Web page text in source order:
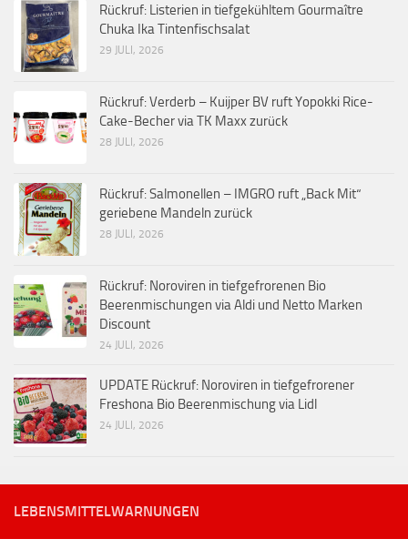
Rückruf: Listerien in tiefgekühltem Gourmaître
Chuka Ika Tintenfischsalat
29 JULI, 2026
Rückruf: Verderb – Kuijper BV ruft Yopokki Rice-
Cake-Becher via TK Maxx zurück
28 JULI, 2026
Rückruf: Salmonellen – IMGRO ruft „Back Mit“
geriebene Mandeln zurück
28 JULI, 2026
Rückruf: Noroviren in tiefgefrorenen Bio
Beerenmischungen via Aldi und Netto Marken
Discount
24 JULI, 2026
UPDATE Rückruf: Noroviren in tiefgefrorener
Freshona Bio Beerenmischung via Lidl
24 JULI, 2026
LEBENSMITTELWARNUNGEN